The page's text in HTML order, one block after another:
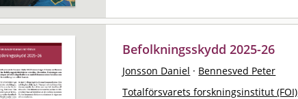
Befolkningsskydd 2025-26
Jonsson Daniel · Bennesved Peter
Totalförsvarets forskningsinstitut (FOI)